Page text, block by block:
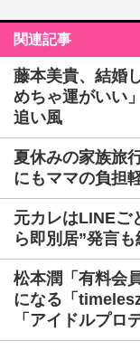
関連記事
藤本美貴、結婚
めちゃ運がいい
追い風
夏休みの家族旅
にもママの負担
元カレはLINEご
ら即別居”発言
松本潤「有料会
になる「
「アイドルプロ